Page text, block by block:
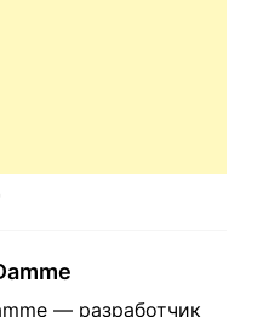
— разработчик